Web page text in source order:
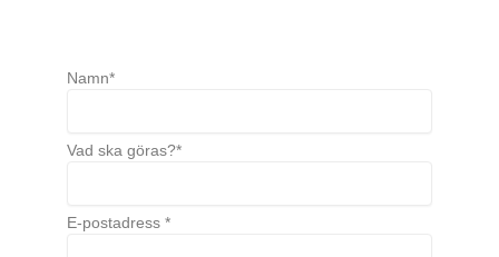
Namn*
Vad ska göras?*
E-postadress *